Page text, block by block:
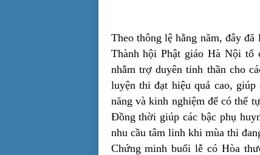
Theo thông lệ hằng năm, đây
Thành hội Phật giáo Hà Nội tổ
nhằm trợ duyên tinh thần cho
luyện thi đạt hiệu quả cao,
năng và kinh nghiệm để có thể
Đồng thời giúp các bậc phụ
nhu cầu tâm linh khi mùa thi
Chứng minh buổi lễ có Hòa